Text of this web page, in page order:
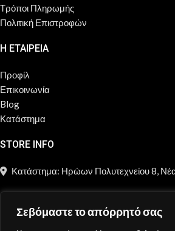
Σεβόμαστε το απόρρητό σας
Τρόποι Πληρωμής
Πολιτική Επιστροφών
Η ΕΤΑΙΡΕΙΑ
Προφίλ
Επικοινωνία
Blog
Κατάστημα
STORE INFO
Κατάστημα: Ηρώων Πολυτεχνείου 8,